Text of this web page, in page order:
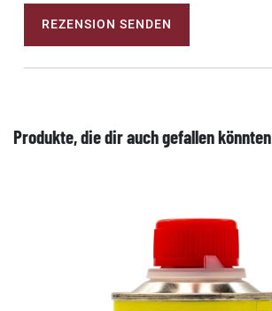
REZENSION SENDEN
Produkte, die dir auch gefallen könnten